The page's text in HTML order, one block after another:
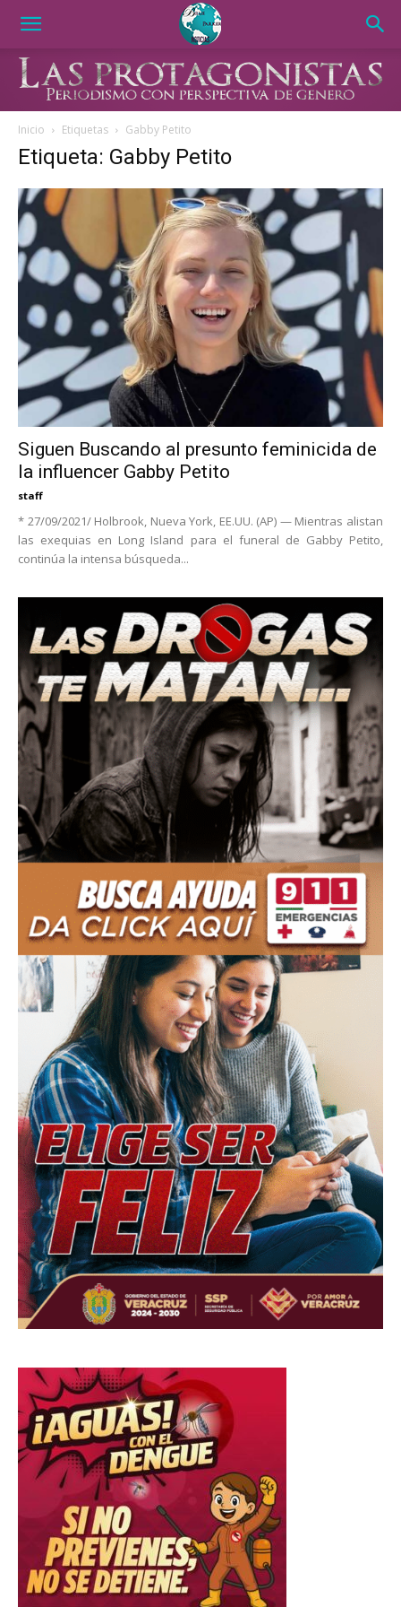
Inicio Etiquetas Gabby Petito
Etiqueta: Gabby Petito
Siguen Buscando al presunto feminicida de
la influencer Gabby Petito
staff
* 27/09/2021/ Holbrook, Nueva York, EE.UU. (AP) — Mientras alistan
las exequias en Long Island para el funeral de Gabby Petito,
continúa la intensa búsqueda...